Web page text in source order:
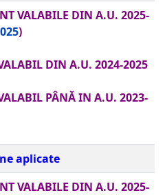
VALABILE DIN A.U. 2025-
)
DIN A.U. 2024-2025
PÂNĂ IN A.U. 2023-
aplicate
VALABILE DIN A.U. 2025-